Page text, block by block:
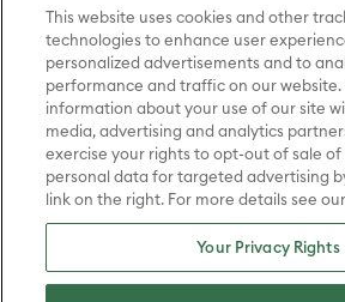
characters and elements © & ™ Home Box
ADVENTURES OF SABRINA, RIVERDALE © & ™
Entertainment Inc. Archie Comics and all
elements © & ™ Archie Comic Publications,
(sXX); SEINFELD and all related characters
Rock Entertainment. (sXX); TED LASSO © & ™
Entertainment Inc. & Universal Television LLC
UNEXPECTED JOURNEY, THE HOBBIT: THE
THE HOBBIT: THE BATTLE OF THE FIVE
RINGS: THE FELLOWSHIP OF THE RING, THE
TWO TOWERS, THE LORD OF THE RINGS: THE
and the names of the characters, items,
TM of The Saul Zaentz Company d/b/a
under license to New Line Productions, Inc.
Entertainment Inc. All rights reserved; WHERE
This website uses cookies and other
technologies to enhance user
personalized advertisements and to
performance and traffic on our website.
information about your use of our site
media, advertising and analytics
exercise your rights to opt-out of sale of
personal data for targeted advertising
link on the right. For more details see our
Your Privacy Rights